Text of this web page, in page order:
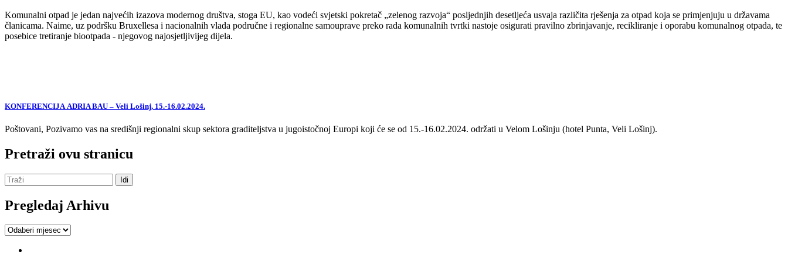
Komunalni otpad je jedan najvećih izazova modernog društva, stoga EU, kao vodeći svjetski pokretač „zelenog razvoja“ posljednjih desetljeća usvaja različita rješenja za otpad koja se primjenjuju u državama
članicama. Naime, uz podršku Bruxellesa i nacionalnih vlada područne i regionalne samouprave preko rada komunalnih tvrtki nastoje osigurati pravilno zbrinjavanje, recikliranje i oporabu komunalnog otpada, te
posebice tretiranje biootpada - njegovog najosjetljivijeg dijela.
KONFERENCIJA ADRIA BAU – Veli Lošinj, 15.-16.02.2024.
Poštovani, Pozivamo vas na središnji regionalni skup sektora graditeljstva u jugoistočnoj Europi koji će se od 15.-16.02.2024. održati u Velom Lošinju (hotel Punta, Veli Lošinj).
Pretraži ovu stranicu
Pregledaj Arhivu
Pregledaj